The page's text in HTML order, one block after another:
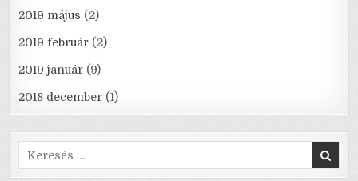
2019 május (2)
2019 február (2)
2019 január (9)
2018 december (1)
Search
for: